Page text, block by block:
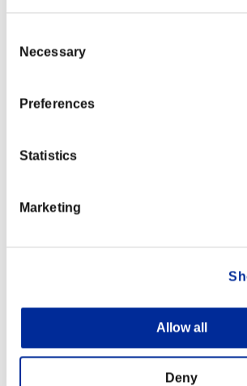
Selection
Necessary
Preferences
Statistics
Marketing
Allow all
Deny
EX仁王力
②ヒット時のオロの
①ダメージを60/80/
2段目以降の攻撃判定
EX人柱登り
①ガード硬直を
②着地硬直を9F⇒4Fに
③最低空でガード時の
を-11F⇒-2Fに変更しま